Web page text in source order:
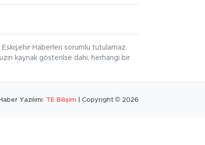
Haberleri sorumlu tutulamaz.
kaynak gösterilse dahi, herhangi bir
Haber Yazılımı: TE Bilişim | Copyright © 2026